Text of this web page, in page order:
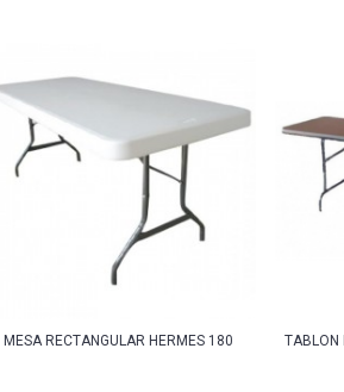
MESA RECTANGULAR HERMES 180 TABLON